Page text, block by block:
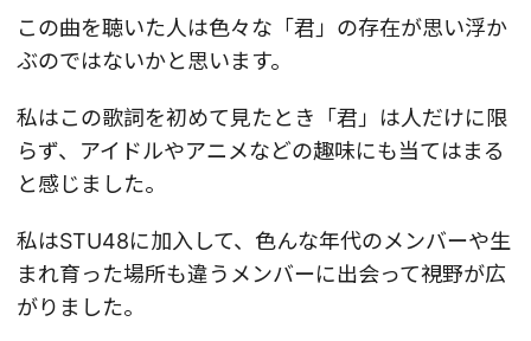
この曲を聴いた人は色々な「君」の存在が思い浮か
ぶのではないかと思います。
私はこの歌詞を初めて見たとき「君」は人だけに限
らず、アイドルやアニメなどの趣味にも当てはまる
と感じました。
私はSTU48に加入して、色んな年代のメンバーや生
まれ育った場所も違うメンバーに出会って視野が広
がりました。